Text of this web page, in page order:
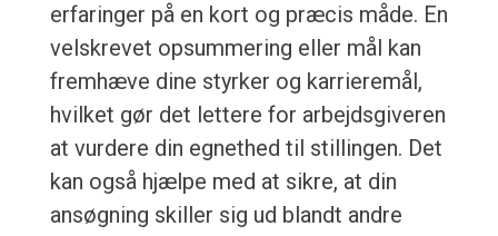
erfaringer på en kort og præcis måde. En
velskrevet opsummering eller mål kan
fremhæve dine styrker og karrieremål,
hvilket gør det lettere for arbejdsgiveren
at vurdere din egnethed til stillingen. Det
kan også hjælpe med at sikre, at din
ansøgning skiller sig ud blandt andre